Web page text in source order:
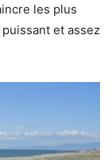
les plus
et assez